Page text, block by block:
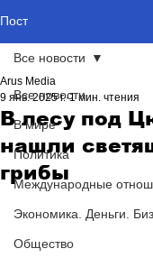
Пост
Все новости
В мире
Политика
Международные
Экономика. Деньги.
Общество
Все новости
В лесу под
нашли
грибы
Arus Media
9 янв. 2025 г. 1 мин. чтения